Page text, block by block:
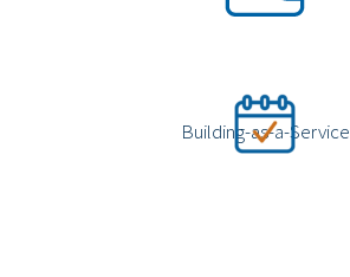
Building-as-a-Service